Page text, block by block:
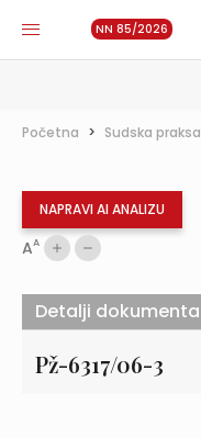
NN 85/2026
Početna > Sudska praksa
NAPRAVI AI ANALIZU
AA
Pž-6317/06-3
Detalji dokumenta